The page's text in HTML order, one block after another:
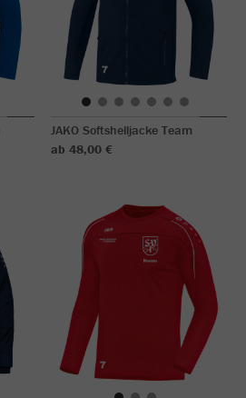
JAKO Softshelljacke Team
ab 48,00 €